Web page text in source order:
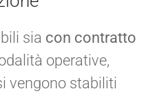
sia con contratto
operative,
vengono stabiliti